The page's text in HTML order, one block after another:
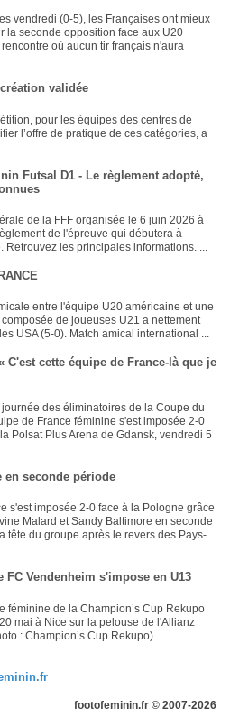
vendredi (0-5), les Françaises ont mieux
la seconde opposition face aux U20
où aucun tir français n'aura
validée
pour les équipes des centres de
l’offre de pratique de ces catégories, a
Futsal D1 - Le règlement adopté,
de la FFF organisée le 6 juin 2026 à
de l'épreuve qui débutera à
Retrouvez les principales informations. ...
entre l'équipe U20 américaine et une
de joueuses U21 a nettement
USA (5-0). Match amical international ...
C'est cette équipe de France-là que je
des éliminatoires de la Coupe du
de France féminine s'est imposée 2-0
Polsat Plus Arena de Gdansk, vendredi 5
en seconde période
s'est imposée 2-0 face à la Pologne grâce
Malard et Sandy Baltimore en seconde
tête du groupe après le revers des Pays-
FC Vendenheim s'impose en U13
féminine de la Champion’s Cup Rekupo
mai à Nice sur la pelouse de l'Allianz
: Champion’s Cup Rekupo) ...
footofeminin.fr © 2007-2026